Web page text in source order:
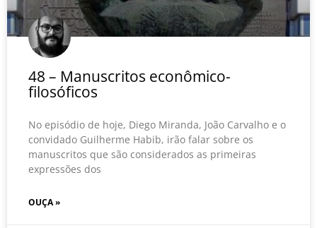
48 – Manuscritos econômico-
filosóficos
No episódio de hoje, Diego Miranda, João Carvalho e o
convidado Guilherme Habib, irão falar sobre os
manuscritos que são considerados as primeiras
expressões dos
OUÇA »